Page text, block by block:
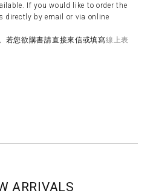
If you would like to order the
directly by email or via online
若您欲購書請直接來信或填寫線上表
ARRIVALS